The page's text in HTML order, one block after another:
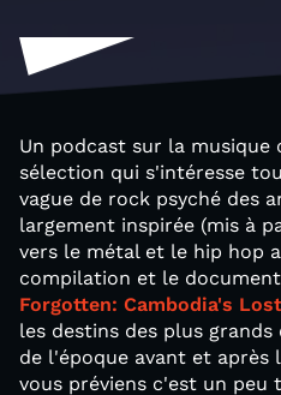
Un podcast sur la musique
sélection qui s'intéresse
vague de rock psyché des
largement inspirée (mis à
vers le métal et le hip hop
compilation et le
Forgotten: Cambodia's
les destins des plus
de l'époque avant et après
vous préviens c'est un peu